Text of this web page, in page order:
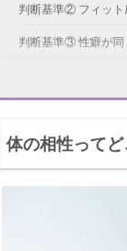
判断基準② フィット
判断基準③ 性癖が同
気持ちいいと思えな
サイズや形が合わな
体の相性って